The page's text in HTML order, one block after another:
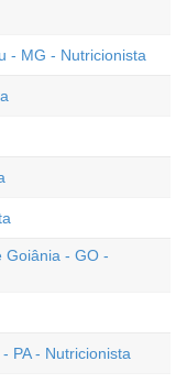
- MG - Nutricionista
Goiânia - GO -
PA - Nutricionista